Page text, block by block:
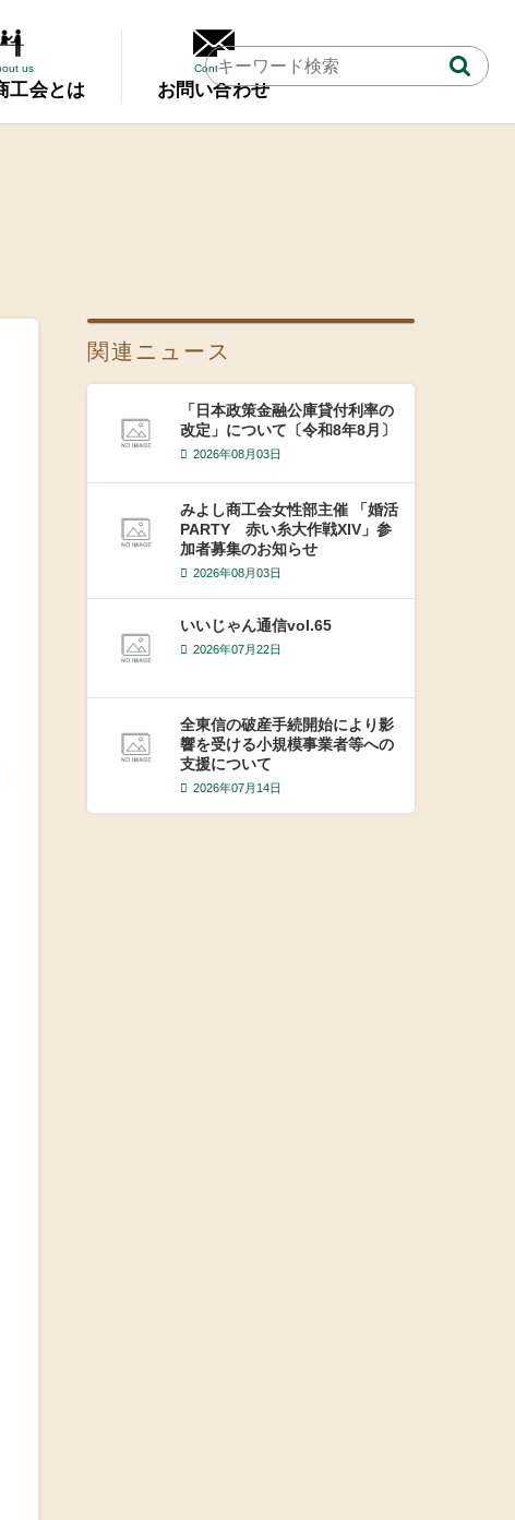
us
工会とは
Contact
お問い合わせ
関連ニュース
「日本政策金融公庫貸付利率の
改定」について〔令和8年8月〕
2026年08月03日
みよし商工会女性部主催 「婚活
PARTY 赤い糸大作戦XIV」参
加者募集のお知らせ
2026年08月03日
いいじゃん通信vol.65
2026年07月22日
全東信の破産手続開始により影
響を受ける小規模事業者等への
支援について
2026年07月14日